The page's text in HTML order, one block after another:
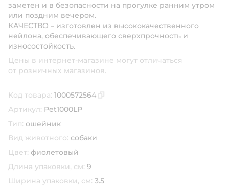
заметен и в безопасности на прогулке ранним утром
или поздним вечером.
КАЧЕСТВО – изготовлен из высококачественного
нейлона, обеспечивающего сверхпрочность и
износостойкость.
Цены в интернет-магазине могут отличаться
от розничных магазинов.
Код товара: 1000572564
Артикул: Pet1000LP
Тип: ошейник
Вид животного: собаки
Цвет: фиолетовый
Длина упаковки, см: 9
Ширина упаковки, см: 3.5